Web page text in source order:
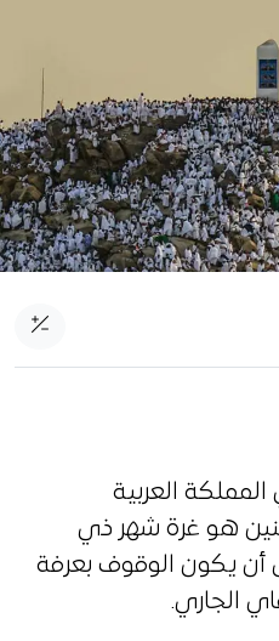
العربية
هو غرة شهر ذي
1447 هـ، على أن يكون الوقوف بعرفة